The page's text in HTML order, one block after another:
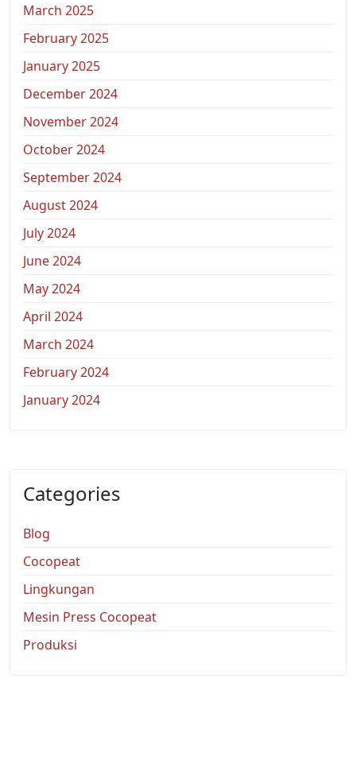
March 2025
February 2025
January 2025
December 2024
November 2024
October 2024
September 2024
August 2024
July 2024
June 2024
May 2024
April 2024
March 2024
February 2024
January 2024
Categories
Blog
Cocopeat
Lingkungan
Mesin Press Cocopeat
Produksi